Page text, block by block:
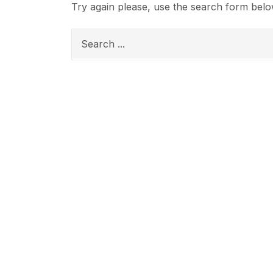
Try again please, use the search form